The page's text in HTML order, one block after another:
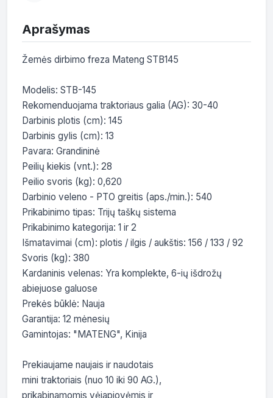
Aprašymas
Žemės dirbimo freza Mateng STB145
Modelis: STB-145
Rekomenduojama traktoriaus galia (AG): 30-40
Darbinis plotis (cm): 145
Darbinis gylis (cm): 13
Pavara: Grandininė
Peilių kiekis (vnt.): 28
Peilio svoris (kg): 0,620
Darbinio veleno - PTO greitis (aps./min.): 540
Prikabinimo tipas: Trijų taškų sistema
Prikabinimo kategorija: 1 ir 2
Išmatavimai (cm): plotis / ilgis / aukštis: 156 / 133 / 92
Svoris (kg): 380
Kardaninis velenas: Yra komplekte, 6-ių išdrožų
abiejuose galuose
Prekės būklė: Nauja
Garantija: 12 mėnesių
Gamintojas: "MATENG", Kinija
Prekiaujame naujais ir naudotais
mini traktoriais (nuo 10 iki 90 AG.),
prikabinamomis vėjapjovėmis ir